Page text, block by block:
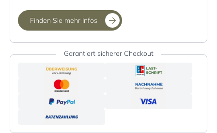
Finden Sie mehr Infos
Garantiert sicherer Checkout